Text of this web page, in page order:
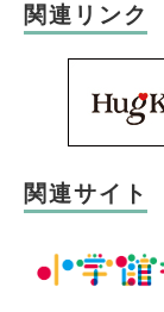
関連リンク
関連サイト